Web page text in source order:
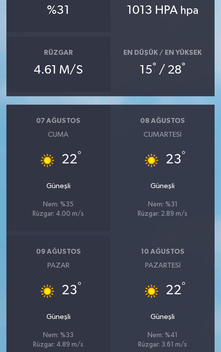
%31 1013 HPA hpa
RÜZGAR
4.61 M/S
EN DÜŞÜK / EN YÜKSEK
15° / 28°
07 AĞUSTOS
CUMA
22°
Güneşli
Nem: %35
Rüzgar: 4.00 m/s
08 AĞUSTOS
CUMARTESI
23°
Güneşli
Nem: %31
Rüzgar: 2.89 m/s
09 AĞUSTOS
PAZAR
23°
Güneşli
Nem: %33
Rüzgar: 4.89 m/s
10 AĞUSTOS
PAZARTESI
22°
Güneşli
Nem: %41
Rüzgar: 3.61 m/s